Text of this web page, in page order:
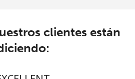
clientes están